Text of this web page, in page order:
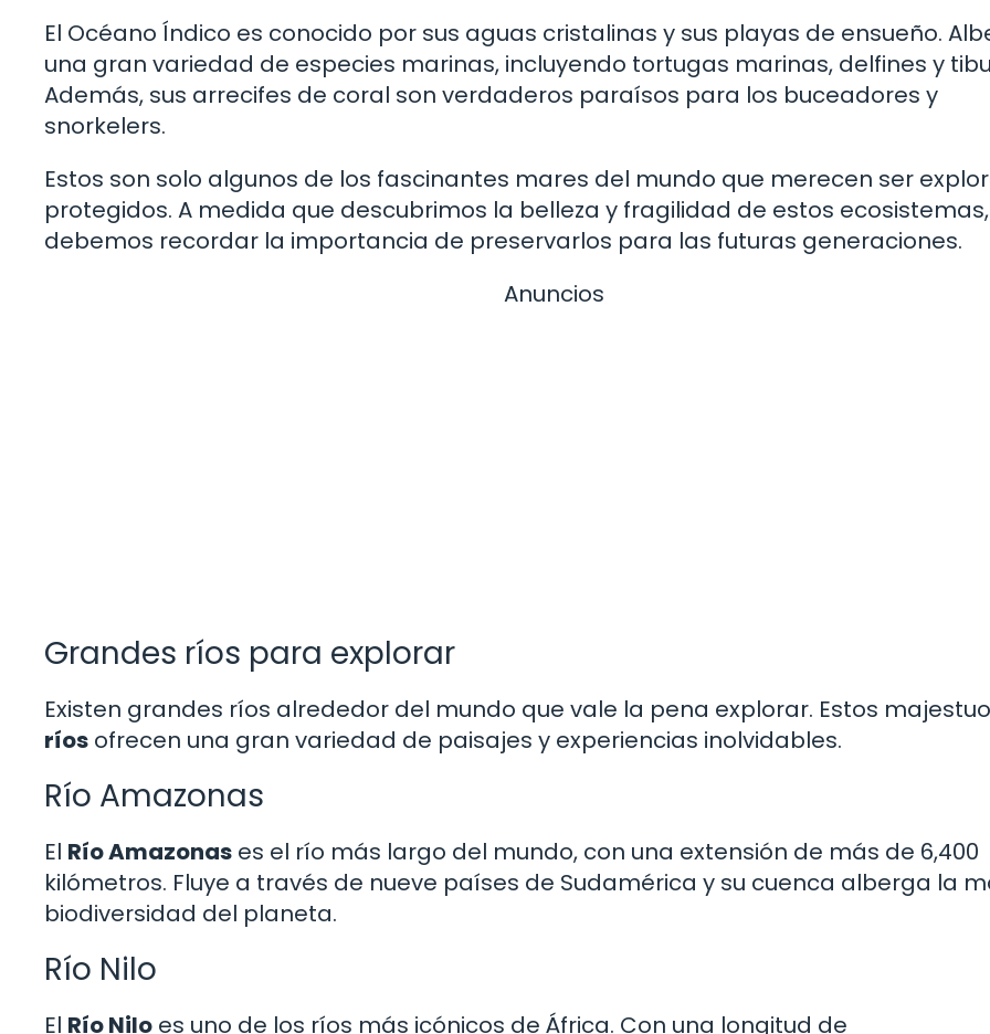
El Océano Índico es conocido por sus aguas cristalinas y sus playas de ensueño.
una gran variedad de especies marinas, incluyendo tortugas marinas, delfines y
Además, sus arrecifes de coral son verdaderos paraísos para los buceadores y
snorkelers.
Estos son solo algunos de los fascinantes mares del mundo que merecen ser
protegidos. A medida que descubrimos la belleza y fragilidad de estos ecosistemas,
debemos recordar la importancia de preservarlos para las futuras generaciones.
Anuncios
Grandes ríos para explorar
Existen grandes ríos alrededor del mundo que vale la pena explorar. Estos
ríos ofrecen una gran variedad de paisajes y experiencias inolvidables.
Río Amazonas
El Río Amazonas es el río más largo del mundo, con una extensión de más de 6,400
kilómetros. Fluye a través de nueve países de Sudamérica y su cuenca alberga la
biodiversidad del planeta.
Río Nilo
El Río Nilo es uno de los ríos más icónicos de África. Con una longitud de